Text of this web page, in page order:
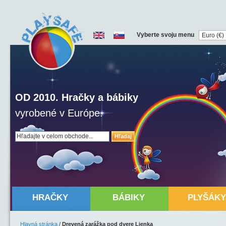
Hľadaj
OD 2010. Hračky a bábiky
vyrobené v Európe.
Vyberte svoju menu
HRAČKY BÁBIKY PLYŠÁKY
Hlavná stránka / Drevená zarážka pod dvere Lienka